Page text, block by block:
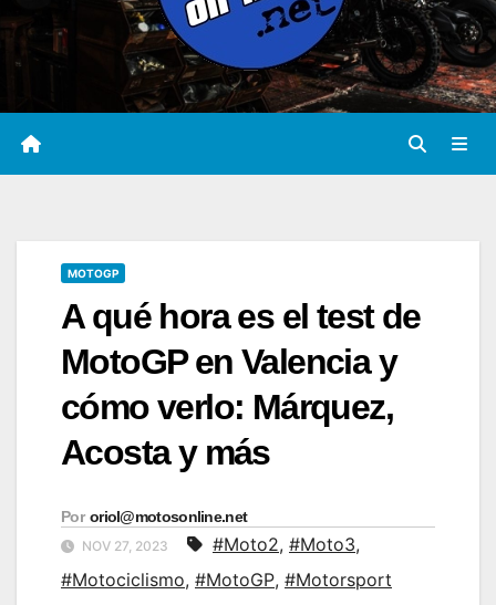
MOTOGP
A qué hora es el test de
MotoGP en Valencia y
cómo verlo: Márquez,
Acosta y más
Por oriol@motosonline.net
NOV 27, 2023 #Moto2, #Moto3,
#Motociclismo, #MotoGP, #Motorsport